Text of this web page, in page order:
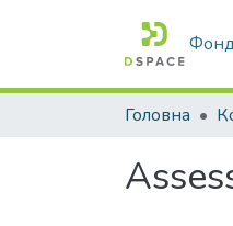
Головна